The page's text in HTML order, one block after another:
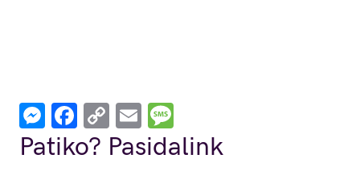
Messenger
Facebook
Copy
Link
Email
Patiko? Pasidalink